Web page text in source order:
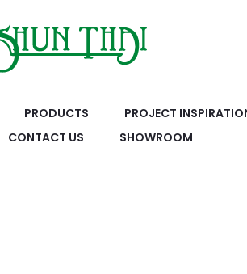
PRODUCTS
PROJECT
CONTACT US SHOWROOM